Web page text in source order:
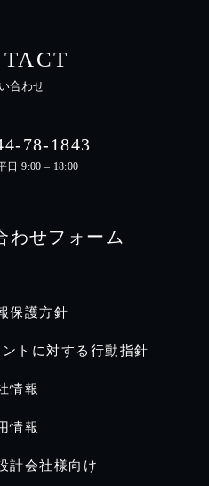
合わせ
78-1843
日 9:00 – 18:00
わせフォーム
保護方針
トに対する行動指針
情報
情報
計会社様向け